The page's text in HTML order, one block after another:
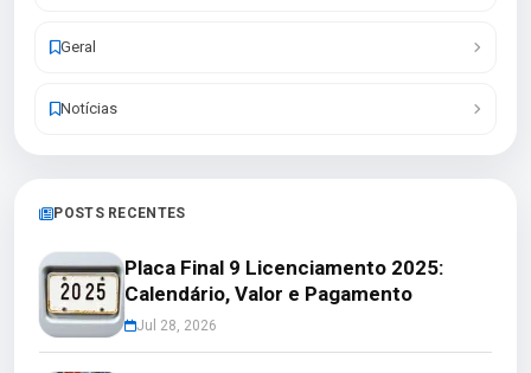
Geral
Notícias
POSTS RECENTES
Placa Final 9 Licenciamento 2025:
Calendário, Valor e Pagamento
Jul 28, 2026